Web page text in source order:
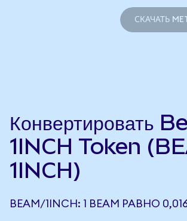
СКАЧАТЬ
Конвертировать
1INCH Token
1INCH)
BEAM/1INCH: 1 BEAM РАВНО